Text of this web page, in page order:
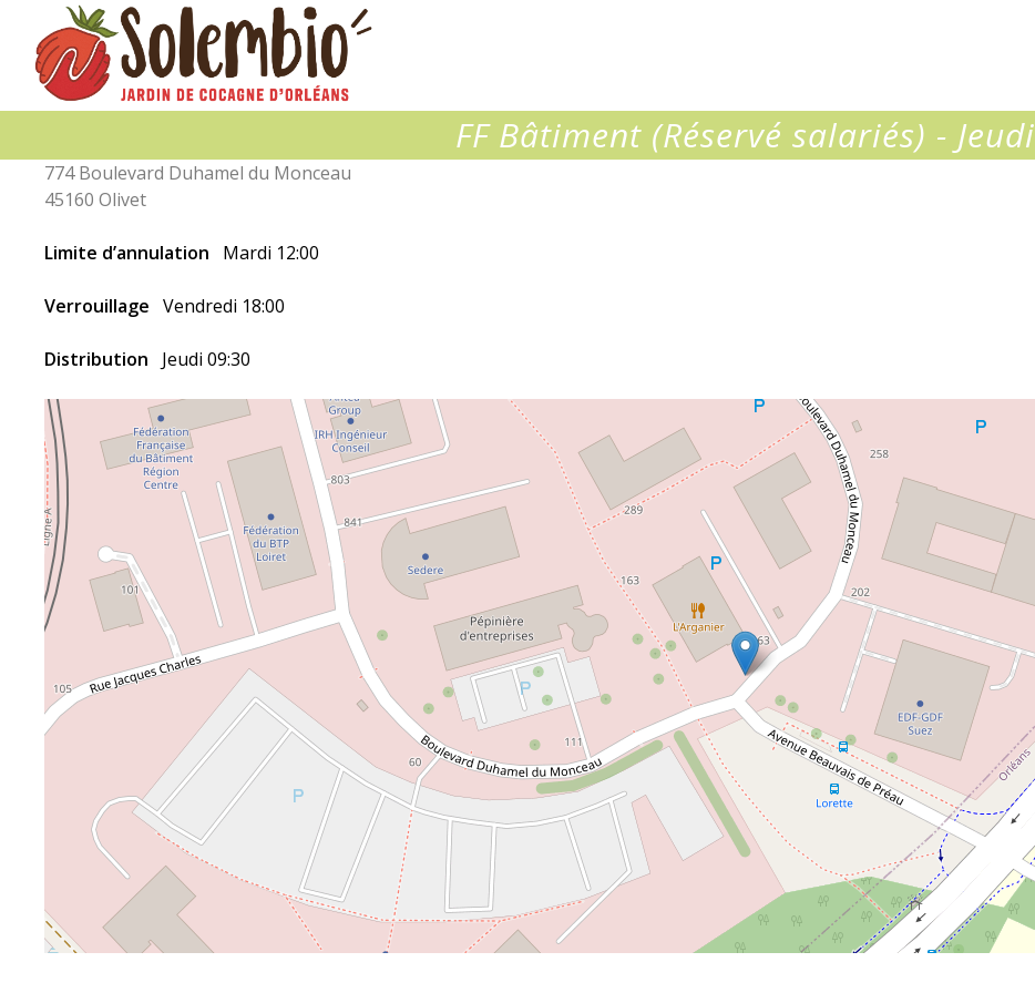
FF Bâtiment (Réservé salariés) - Jeudi
774 Boulevard Duhamel du Monceau
45160 Olivet
Limite d’annulation Mardi 12:00
Verrouillage Vendredi 18:00
Distribution Jeudi 09:30